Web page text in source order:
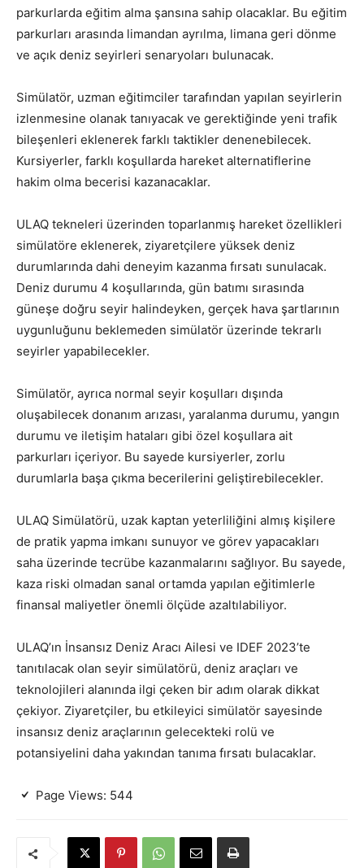
parkurlarda eğitim alma şansına sahip olacaklar. Bu eğitim
parkurları arasında limandan ayrılma, limana geri dönme
ve açık deniz seyirleri senaryoları bulunacak.
Simülatör, uzman eğitimciler tarafından yapılan seyirlerin
izlenmesine olanak tanıyacak ve gerektiğinde yeni trafik
bileşenleri eklenerek farklı taktikler denenebilecek.
Kursiyerler, farklı koşullarda hareket alternatiflerine
hakim olma becerisi kazanacaklar.
ULAQ tekneleri üzerinden toparlanmış hareket özellikleri
simülatöre eklenerek, ziyaretçilere yüksek deniz
durumlarında dahi deneyim kazanma fırsatı sunulacak.
Deniz durumu 4 koşullarında, gün batımı sırasında
güneşe doğru seyir halindeyken, gerçek hava şartlarının
uygunluğunu beklemeden simülatör üzerinde tekrarlı
seyirler yapabilecekler.
Simülatör, ayrıca normal seyir koşulları dışında
oluşabilecek donanım arızası, yaralanma durumu, yangın
durumu ve iletişim hataları gibi özel koşullara ait
parkurları içeriyor. Bu sayede kursiyerler, zorlu
durumlarla başa çıkma becerilerini geliştirebilecekler.
ULAQ Simülatörü, uzak kaptan yeterliliğini almış kişilere
de pratik yapma imkanı sunuyor ve görev yapacakları
saha üzerinde tecrübe kazanmalarını sağlıyor. Bu sayede,
kaza riski olmadan sanal ortamda yapılan eğitimlerle
finansal maliyetler önemli ölçüde azaltılabiliyor.
ULAQ’ın İnsansız Deniz Aracı Ailesi ve IDEF 2023’te
tanıtılacak olan seyir simülatörü, deniz araçları ve
teknolojileri alanında ilgi çeken bir adım olarak dikkat
çekiyor. Ziyaretçiler, bu etkileyici simülatör sayesinde
insansız deniz araçlarının gelecekteki rolü ve
potansiyelini daha yakından tanıma fırsatı bulacaklar.
Page Views: 544